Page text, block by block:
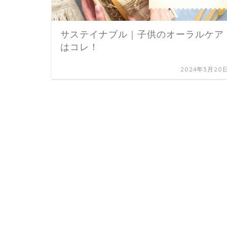
サステイナブル｜子供のオーラルケア
はコレ！
2024年3月20